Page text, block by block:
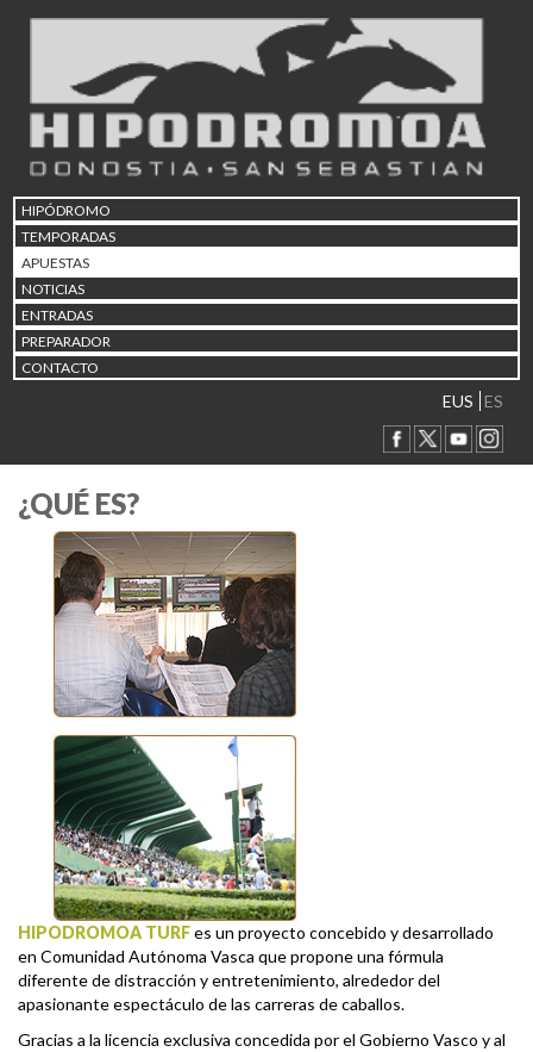
HIPÓDROMO
TEMPORADAS
APUESTAS
NOTICIAS
ENTRADAS
PREPARADOR
CONTACTO
EUS ES
¿QUÉ ES?
HIPODROMOA TURFes un proyecto concebido y desarrollado
en Comunidad Autónoma Vasca que propone una fórmula
diferente de distracción y entretenimiento, alrededor del
apasionante espectáculo de las carreras de caballos.
Gracias a la licencia exclusiva concedida por el Gobierno Vasco y al